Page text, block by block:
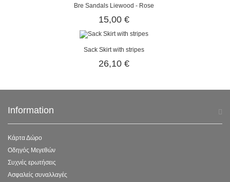
Bre Sandals Liewood - Rose
15,00 €
Sack Skirt with stripes
26,10 €
Information
Κάρτα Δώρο
Οδηγός Μεγεθών
Συχνές ερωτήσεις
Ασφαλείς συναλλαγές